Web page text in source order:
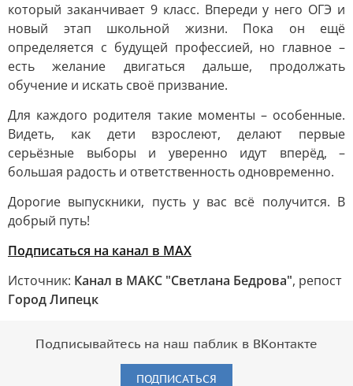
который заканчивает 9 класс. Впереди у него ОГЭ и
новый этап школьной жизни. Пока он ещё
определяется с будущей профессией, но главное –
есть желание двигаться дальше, продолжать
обучение и искать своё призвание.
Для каждого родителя такие моменты – особенные.
Видеть, как дети взрослеют, делают первые
серьёзные выборы и уверенно идут вперёд, –
большая радость и ответственность одновременно.
Дорогие выпускники, пусть у вас всё получится. В
добрый путь!
Подписаться на канал в МАХ
Источник: Канал в МАКС "Светлана Бедрова", репост
Город Липецк
Подписывайтесь на наш паблик в ВКонтакте
ПОДПИСАТЬСЯ